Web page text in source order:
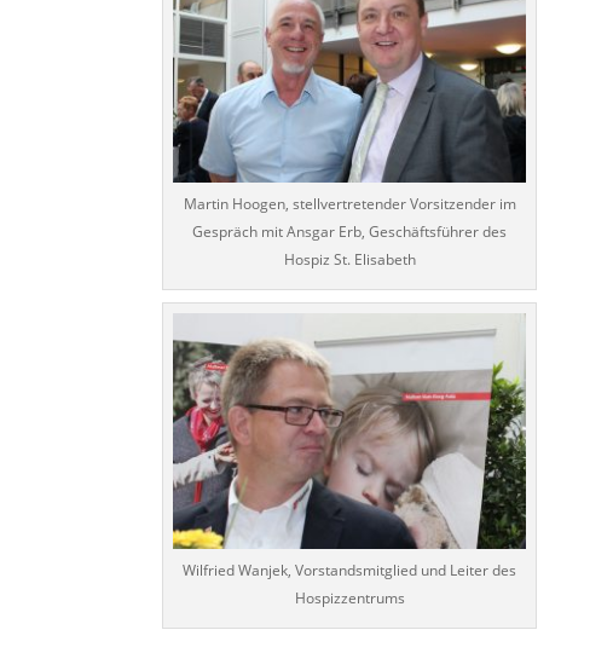
Martin Hoogen, stellvertretender Vorsitzender im
Gespräch mit Ansgar Erb, Geschäftsführer des
Hospiz St. Elisabeth
Wilfried Wanjek, Vorstandsmitglied und Leiter des
Hospizzentrums